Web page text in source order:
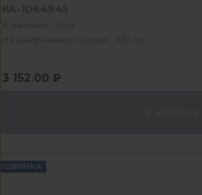
КА-1064945
В наличии - 9 шт
На центральном складе - 367 шт
3 152.00 ₽